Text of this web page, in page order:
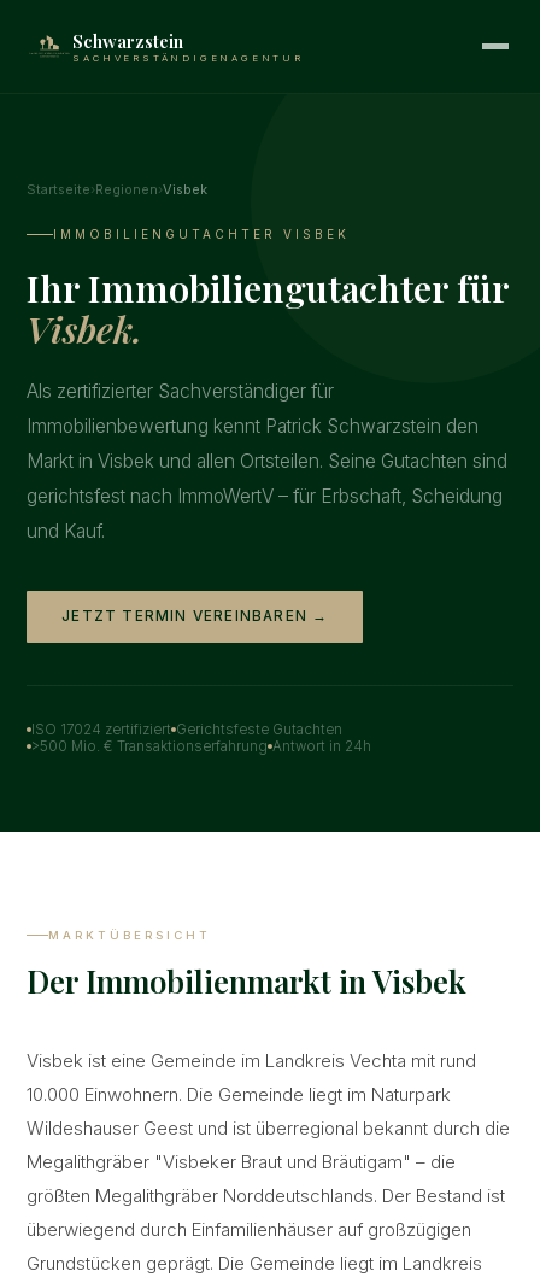
Schwarzstein
SACHVERSTÄNDIGENAGENTUR
Startseite›Regionen›Visbek
IMMOBILIENGUTACHTER VISBEK
Ihr Immobiliengutachter für
Visbek.
Als zertifizierter Sachverständiger für
Immobilienbewertung kennt Patrick Schwarzstein den
Markt in Visbek und allen Ortsteilen. Seine Gutachten sind
gerichtsfest nach ImmoWertV – für Erbschaft, Scheidung
und Kauf.
JETZT TERMIN VEREINBAREN →
ISO 17024 zertifiziert Gerichtsfeste Gutachten
>500 Mio. € Transaktionserfahrung Antwort in 24h
MARKTÜBERSICHT
Der Immobilienmarkt in Visbek
Visbek ist eine Gemeinde im Landkreis Vechta mit rund
10.000 Einwohnern. Die Gemeinde liegt im Naturpark
Wildeshauser Geest und ist überregional bekannt durch die
Megalithgräber "Visbeker Braut und Bräutigam" – die
größten Megalithgräber Norddeutschlands. Der Bestand ist
überwiegend durch Einfamilienhäuser auf großzügigen
Grundstücken geprägt. Die Gemeinde liegt im Landkreis